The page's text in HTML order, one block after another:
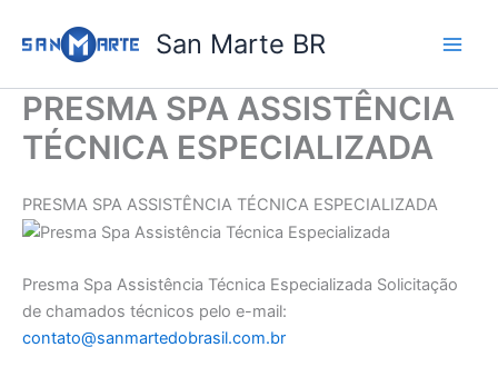
para
conteúdo
San Marte BR
PRESMA SPA ASSISTÊNCIA
TÉCNICA ESPECIALIZADA
PRESMA SPA ASSISTÊNCIA TÉCNICA ESPECIALIZADA
Presma Spa Assistência Técnica Especializada Solicitação
de chamados técnicos pelo e-mail:
contato@sanmartedobrasil.com.br